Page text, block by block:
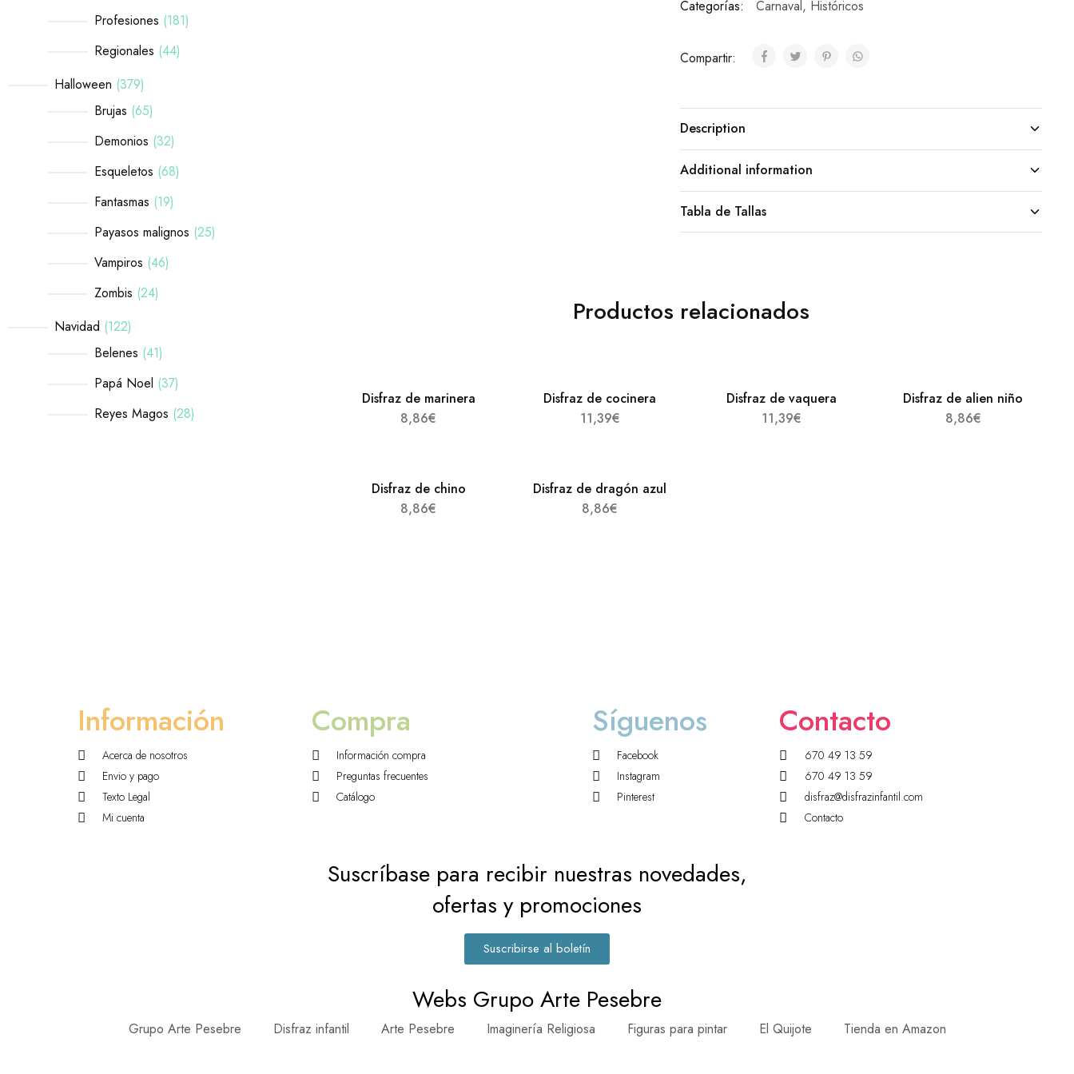
Categorías: Carnaval, Históricos
Compartir:
Description
Additional information
Tabla de Tallas
Productos relacionados
Disfraz de marinera
8,86€
Disfraz de cocinera
11,39€
Disfraz de vaquera
11,39€
Disfraz de alien niño
8,86€
Disfraz de chino
8,86€
Disfraz de dragón azul
8,86€
Profesiones 181
Regionales 44
Halloween 379
Brujas 65
Demonios 32
Esqueletos 68
Fantasmas 19
Payasos malignos 25
Vampiros 46
Zombis 24
Navidad 122
Belenes 41
Papá Noel 37
Reyes Magos 28
Información
Acerca de nosotros
Envio y pago
Texto Legal
Mi cuenta
Compra
Información compra
Preguntas frecuentes
Catálogo
Síguenos
Facebook
Instagram
Pinterest
Contacto
670 49 13 59
670 49 13 59
disfraz@disfrazinfantil.com
Contacto
Suscríbase para recibir nuestras novedades,
ofertas y promociones
Suscribirse al boletín
Webs Grupo Arte Pesebre
Grupo Arte Pesebre Disfraz infantil Arte Pesebre Imaginería Religiosa Figuras para pintar El Quijote Tienda en Amazon